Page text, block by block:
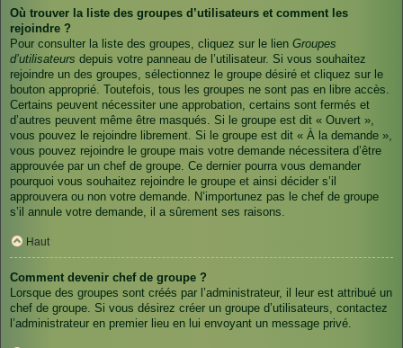
Où trouver la liste des groupes d’utilisateurs et comment les
rejoindre ?
Pour consulter la liste des groupes, cliquez sur le lien Groupes
d’utilisateurs depuis votre panneau de l’utilisateur. Si vous souhaitez
rejoindre un des groupes, sélectionnez le groupe désiré et cliquez sur le
bouton approprié. Toutefois, tous les groupes ne sont pas en libre accès.
Certains peuvent nécessiter une approbation, certains sont fermés et
d’autres peuvent même être masqués. Si le groupe est dit « Ouvert »,
vous pouvez le rejoindre librement. Si le groupe est dit « À la demande »,
vous pouvez rejoindre le groupe mais votre demande nécessitera d’être
approuvée par un chef de groupe. Ce dernier pourra vous demander
pourquoi vous souhaitez rejoindre le groupe et ainsi décider s’il
approuvera ou non votre demande. N’importunez pas le chef de groupe
s’il annule votre demande, il a sûrement ses raisons.
Haut
Comment devenir chef de groupe ?
Lorsque des groupes sont créés par l’administrateur, il leur est attribué un
chef de groupe. Si vous désirez créer un groupe d’utilisateurs, contactez
l’administrateur en premier lieu en lui envoyant un message privé.